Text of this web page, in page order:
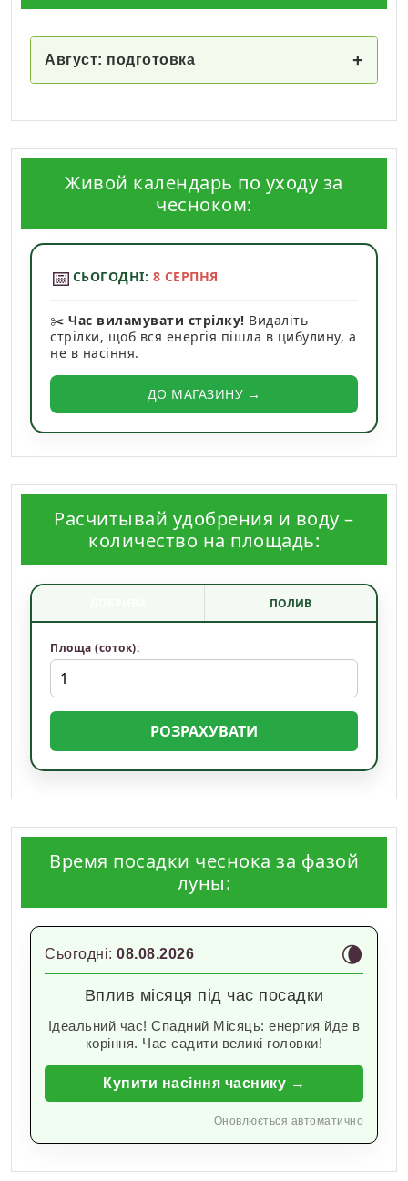
Август: подготовка +
Живой календарь по уходу за
чесноком:
📅 СЬОГОДНІ: 8 СЕРПНЯ
✂️ Час виламувати стрілку! Видаліть
стрілки, щоб вся енергія пішла в цибулину, а
не в насіння.
ДО МАГАЗИНУ →
Расчитывай удобрения и воду –
количество на площадь:
ПОЛИВ
Площа (соток):
РОЗРАХУВАТИ
Время посадки чеснока за фазой
луны:
Сьогодні: 08.08.2026 🌘
Вплив місяця під час посадки
Ідеальний час! Спадний Місяць: енергия йде в
коріння. Час садити великі головки!
Купити насіння часнику →
Оновлюється автоматично